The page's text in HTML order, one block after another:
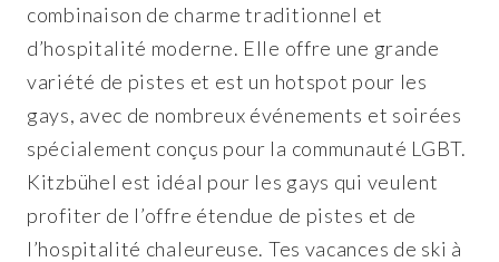
combinaison de charme traditionnel et
d’hospitalité moderne. Elle offre une grande
variété de pistes et est un hotspot pour les
gays, avec de nombreux événements et soirées
spécialement conçus pour la communauté LGBT.
Kitzbühel est idéal pour les gays qui veulent
profiter de l’offre étendue de pistes et de
l’hospitalité chaleureuse. Tes vacances de ski à